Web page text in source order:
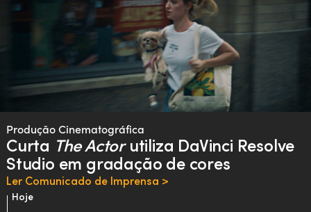
Produção Cinematográfica
Curta The Actorutiliza DaVinci Resolve
Studio em gradação de cores
Ler Comunicado de Imprensa >
Hoje